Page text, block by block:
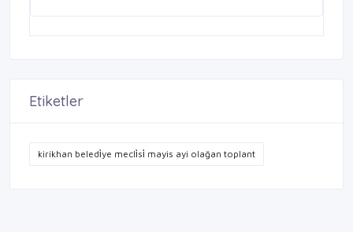
Etiketler
kirikhan beledi̇ye mecli̇si̇ mayis ayi olağan toplant